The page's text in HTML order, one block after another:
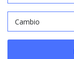
Cambio